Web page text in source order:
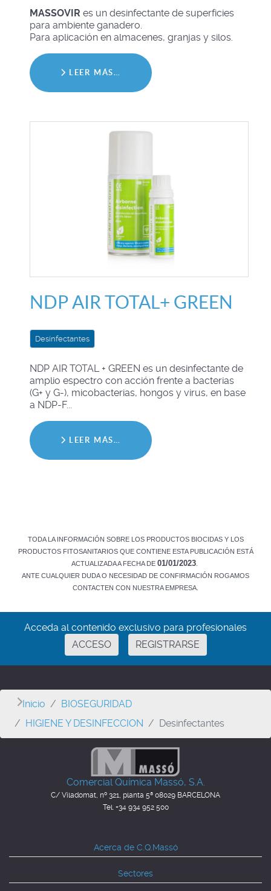
MASSOVIR es un desinfectante de superficies
para ambiente ganadero.
Para aplicación en almacenes, granjas y silos.
LEER MÁS…
NDP AIR TOTAL+ GREEN
Desinfectantes
NDP AIR TOTAL + GREEN es un desinfectante de
amplio espectro con acción frente a bacterias
(G+ y G-), micobacterias, hongos y virus, en base
a NDP-F...
LEER MÁS…
TODA LA INFORMACIÓN SOBRE LOS PRODUCTOS BIOCIDAS Y LOS
PRODUCTOS FITOSANITARIOS QUE CONTIENE ESTA PUBLICACIÓN ESTÁ
ACTUALIZADA A FECHA DE 01/01/2023
ANTE CUALQUIER DUDA O NECESIDAD DE CONFIRMACIÓN ROGAMOS
CONTACTEN CON NUESTRA EMPRESA.
Acceda al contenido exclusivo para profesionales
ACCESO
REGISTRARSE
Inicio
BIOSEGURIDAD
HIGIENE Y DESINFECCION
Desinfectantes
Comercial Química Massó, S.A.
C/ Viladomat, nº 321, planta 5ª 08029 BARCELONA
Tel. +34 934 952 500
Acerca de C.Q.Massó
Sectores